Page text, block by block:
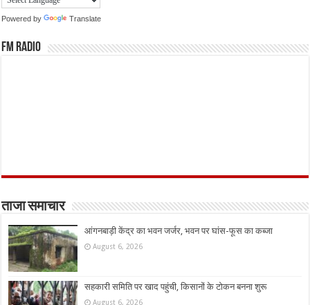
Powered by Translate
FM Radio
ताजा समाचार
आंगनबाड़ी केंद्र का भवन जर्जर, भवन पर घांस-फूस का कब्जा
August 6, 2026
सहकारी समिति पर खाद पहुंची, किसानों के टोकन बनना शुरू
August 6, 2026